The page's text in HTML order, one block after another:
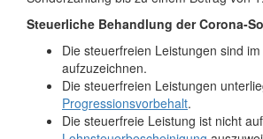
Steuerliche Behandlung der Corona-
Die steuerfreien Leistungen sind im
aufzuzeichnen.
Die steuerfreien Leistungen
Progressionsvorbehalt.
Die steuerfreie Leistung ist nicht